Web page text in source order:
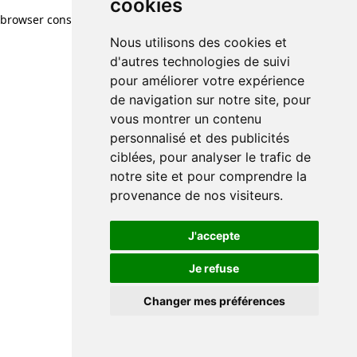
cookies
Nous utilisons des cookies et
d'autres technologies de suivi
pour améliorer votre expérience
de navigation sur notre site, pour
vous montrer un contenu
personnalisé et des publicités
ciblées, pour analyser le trafic de
notre site et pour comprendre la
provenance de nos visiteurs.
J'accepte
Je refuse
Changer mes préférences
browser console for more information)